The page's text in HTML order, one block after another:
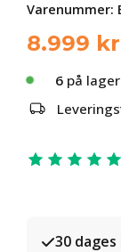
Varenummer:
8.999 kr
6 på lager
30